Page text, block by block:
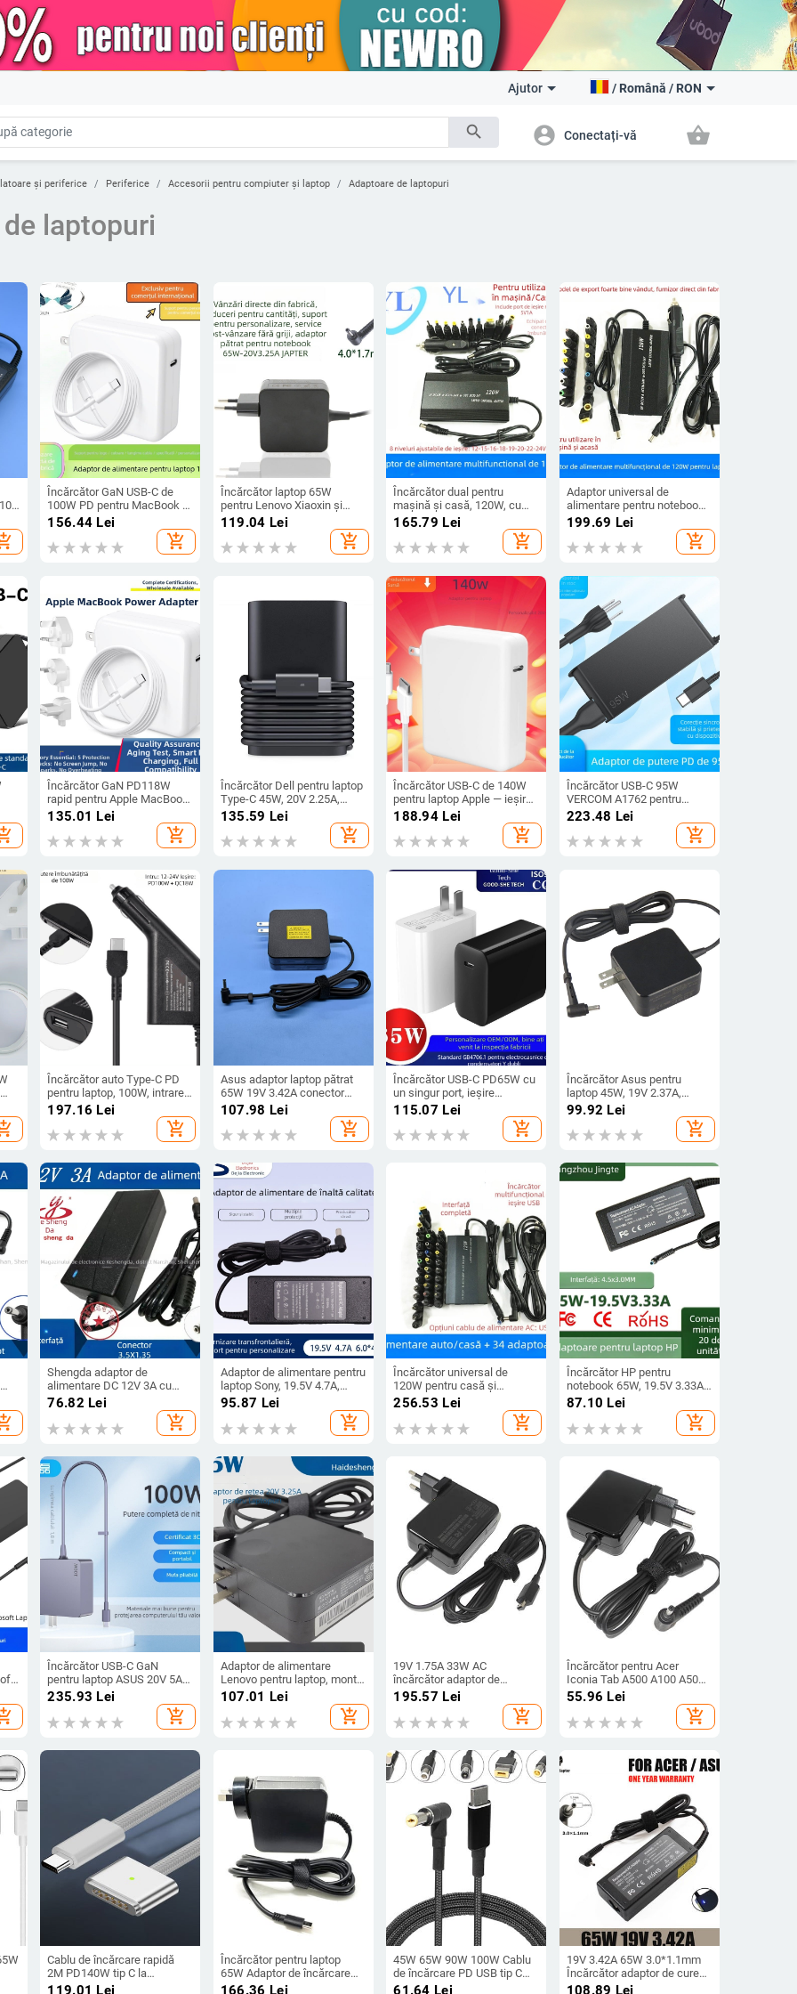
search
Ajutor / Română / RON
account_circle Conectați-vă shopping_basket
și periferice Periferice Accesorii pentru compiuter și laptop Adaptoare de laptopuri
laptopuri
Încărcător GaN USB-C de
100W PD pentru MacBook și
laptopuri, ieșire 20V/5A,
156.44 Lei
add_shopping_cart
Încărcător laptop 65W
pentru Lenovo Xiaoxin și
Asus, 20V, 3.25A, intrare
119.04 Lei
add_shopping_cart
Încărcător dual pentru
mașină și casă, 120W, cu
port USB și 10 adaptoare,
165.79 Lei
add_shopping_cart
Adaptor universal de
alimentare pentru notebook,
18 conectori
interschimbabili, 120W,
ieșire 12–24V, curent 4A
199.69 Lei
add_shopping_cart
Încărcător GaN PD118W
rapid pentru Apple MacBook
— intrare 100–240V, curent
de ieșire 5.9A
135.01 Lei
add_shopping_cart
Încărcător Dell pentru laptop
Type-C 45W, 20V 2.25A,
intrare 100-240V
135.59 Lei
add_shopping_cart
Încărcător USB-C de 140W
pentru laptop Apple — ieșire
28V, 5A, intrare 110-245V
188.94 Lei
add_shopping_cart
Încărcător USB-C 95W
VERCOM A1762 pentru
laptopuri Lenovo, 20V 4.75A,
intrare 100-240V
223.48 Lei
add_shopping_cart
Încărcător auto Type-C PD
pentru laptop, 100W, intrare
12-24V, ieșire 5-20V, 5A,
compatibil
Lenovo/Asus/Apple/Huawei/Xiaomi
197.16 Lei
add_shopping_cart
Asus adaptor laptop pătrat
65W 19V 3.42A conector
4.0×1.35mm
107.98 Lei
add_shopping_cart
Încărcător USB-C PD65W cu
un singur port, ieșire
20V/3.25A, intrare 100-240V
115.07 Lei
add_shopping_cart
Încărcător Asus pentru
laptop 45W, 19V 2.37A,
intrare 100-240V
99.92 Lei
add_shopping_cart
Shengda adaptor de
alimentare DC 12V 3A cu
conector 3.5×1.35mm,
intrare 100–240V, model
12V3A3.5X1.35mm, potrivit
76.82 Lei
add_shopping_cart
Adaptor de alimentare pentru
laptop Sony, 19.5V 4.7A,
intrare 100-240V, încărcare
directă, greutate 320 g
95.87 Lei
add_shopping_cart
Încărcător universal de
120W pentru casă și
mașină, cu 34 interfețe
pentru adaptoare, ieșire 12-
24V, 5A, intrare 12-240V
256.53 Lei
add_shopping_cart
Încărcător HP pentru
notebook 65W, 19.5V 3.33A,
intrare 100-240V, încărcare
19.5v3.33a
87.10 Lei
add_shopping_cart
Încărcător USB-C GaN
pentru laptop ASUS 20V 5A
100W
235.93 Lei
add_shopping_cart
Adaptor de alimentare
Lenovo pentru laptop, montaj
pe perete, 65W, 20V, 3.25A,
ieșire USB-C, cablu 180 cm,
intrare 100-240V
107.01 Lei
add_shopping_cart
19V 1.75A 33W AC
încărcător adaptor de
alimentare pentru Asus
X205TA E202 E202SA
pentru laptop
195.57 Lei
add_shopping_cart
Încărcător pentru Acer
Iconia Tab A500 A100 A501
A200 W501 12V 1.5A
alimentare pentru tabletă
55.96 Lei
add_shopping_cart
Cablu de încărcare rapidă
2M PD140W tip C la
Magsafe 3, mufă magnetică
119.01 Lei
Încărcător pentru laptop
65W Adaptor de încărcare
rapidă PD Conector USB tip
166.36 Lei
45W 65W 90W 100W Cablu
de încărcare PD USB tip C
PD Convertor de mufă USB C
61.64 Lei
19V 3.42A 65W 3.0*1.1mm
Încărcător adaptor de curent
alternativ pentru laptop
108.89 Lei